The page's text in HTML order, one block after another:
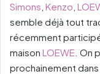
Simons Kenzo
semble déjà tout
récemment
maison LOEWE . On
prochainement